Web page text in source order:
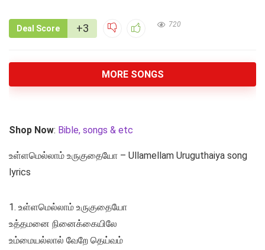
Deal Score +3 720
MORE SONGS
Shop Now: Bible, songs & etc
உள்ளமெல்லாம் உருகுதையோ – Ullamellam Uruguthaiya song
lyrics
1. உள்ளமெல்லாம் உருகுதையோ
உத்தமனை நினைக்கையிலே
உம்மையல்லால் வேறே தெய்வம்